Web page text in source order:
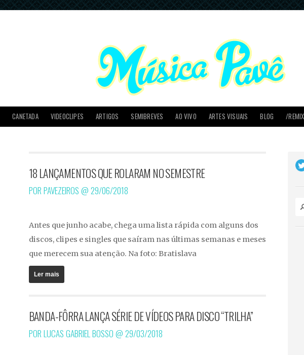
CANETADA VIDEOCLIPES ARTIGOS SEMIBREVES AO VIVO ARTES VISUAIS BLOG /REMIX
18 LANÇAMENTOS QUE ROLARAM NO SEMESTRE
POR PAVEZEIROS @29/06/2018
Antes que junho acabe, chega uma lista rápida com alguns dos
discos, clipes e singles que saíram nas últimas semanas e meses
que merecem sua atenção. Na foto: Bratislava
Ler mais
BANDA-FÔRRA LANÇA SÉRIE DE VÍDEOS PARA DISCO “TRILHA”
POR LUCAS GABRIEL BOSSO @29/03/2018